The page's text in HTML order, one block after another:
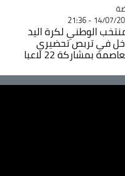
14/07/2026 -
الوطني لكرة اليد
في تربص تحضيري
بمشاركة 22 لاعبا